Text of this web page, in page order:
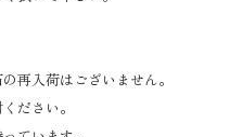
再入荷はございません。
ださい。